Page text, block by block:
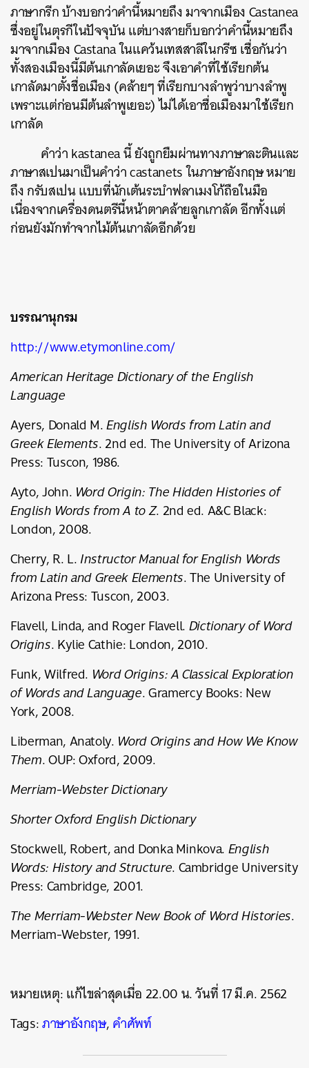
ภาษากรีก บ้างบอกว่าคำนี้หมายถึง มาจากเมือง Castanea
ซึ่งอยู่ในตุรกีในปัจจุบัน แต่บางสายก็บอกว่าคำนี้หมายถึง
มาจากเมือง Castana ในแคว้นเทสสาลีในกรีซ เชื่อกันว่า
ทั้งสองเมืองนี้มีต้นเกาลัดเยอะ จึงเอาคำที่ใช้เรียกต้น
เกาลัดมาตั้งชื่อเมือง (คล้ายๆ ที่เรียกบางลำพูว่าบางลำพู
เพราะแต่ก่อนมีต้นลำพูเยอะ) ไม่ได้เอาชื่อเมืองมาใช้เรียก
เกาลัด
คำว่า kastanea นี้ ยังถูกยืมผ่านทางภาษาละตินและ
ภาษาสเปนมาเป็นคำว่า castanets ในภาษาอังกฤษ หมาย
ถึง กรับสเปน แบบที่นักเต้นระบำฟลาเมงโก้ถือในมือ
เนื่องจากเครื่องดนตรีนี้หน้าตาคล้ายลูกเกาลัด อีกทั้งแต่
ก่อนยังมักทำจากไม้ต้นเกาลัดอีกด้วย
บรรณานุกรม
http://www.etymonline.com/
American Heritage Dictionary of the English
Language
Ayers, Donald M.English Words from Latin and
Greek Elements. 2nd ed. The University of Arizona
Press: Tuscon, 1986.
Ayto, John. Word Origin: The Hidden Histories of
English Words from A to Z. 2nd ed. A&C Black:
London, 2008.
Cherry, R. L.Instructor Manual for English Words
from Latin and Greek Elements. The University of
Arizona Press: Tuscon, 2003.
Flavell, Linda, and Roger Flavell.Dictionary of Word
Origins. Kylie Cathie: London, 2010.
Funk, Wilfred. Word Origins: A Classical Exploration
of Words and Language. Gramercy Books: New
York, 2008.
Liberman, Anatoly. Word Origins and How We Know
Them. OUP: Oxford, 2009.
Merriam-Webster Dictionary
Shorter Oxford English Dictionary
Stockwell, Robert, and Donka Minkova.English
Words: History and Structure. Cambridge University
Press: Cambridge, 2001.
The Merriam-Webster New Book of Word Histories.
Merriam-Webster, 1991.
หมายเหตุ: แก้ไขล่าสุดเมื่อ 22.00 น. วันที่ 17 มี.ค. 2562
Tags:ภาษาอังกฤษ,คำศัพท์